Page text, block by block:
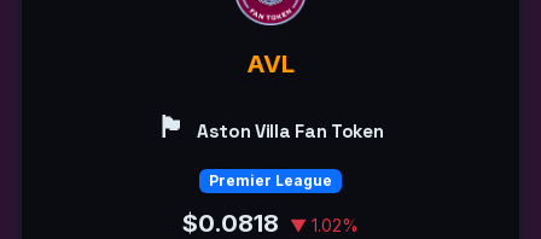
AVL
🏴󠁧󠁢󠁥󠁮󠁧󠁿 Aston Villa Fan Token
Premier League
$0.0818 ▼ 1.02%